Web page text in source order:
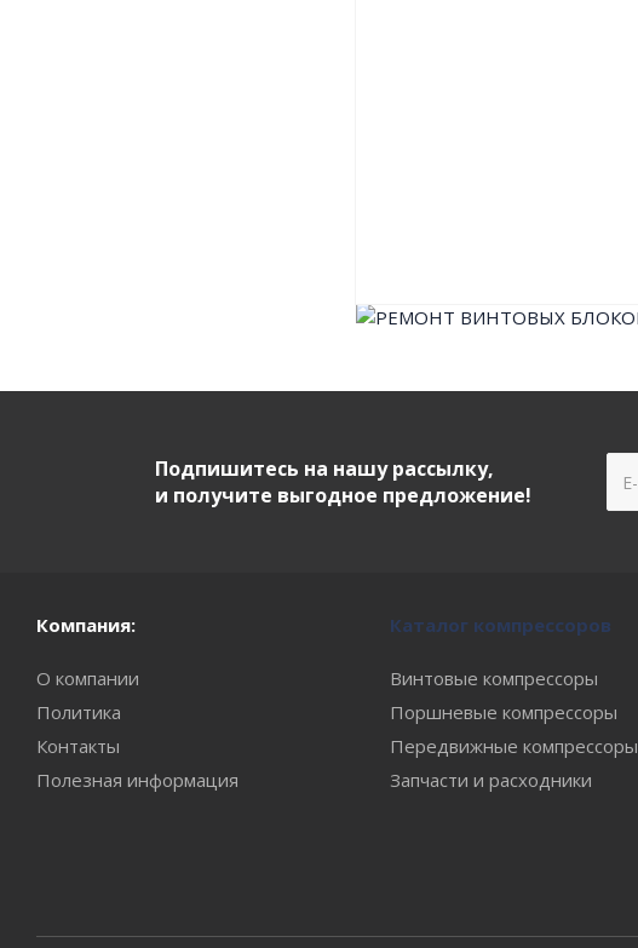
Подпишитесь на нашу рассылку,
и получите выгодное предложение!
Компания:
О компании
Политика
Контакты
Полезная информация
Каталог компрессоров
Винтовые компрессоры
Поршневые компрессоры
Передвижные компрессоры
Запчасти и расходники